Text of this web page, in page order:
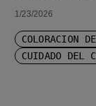
1/23/2026
COLORACIÓN
CUIDADO DEL